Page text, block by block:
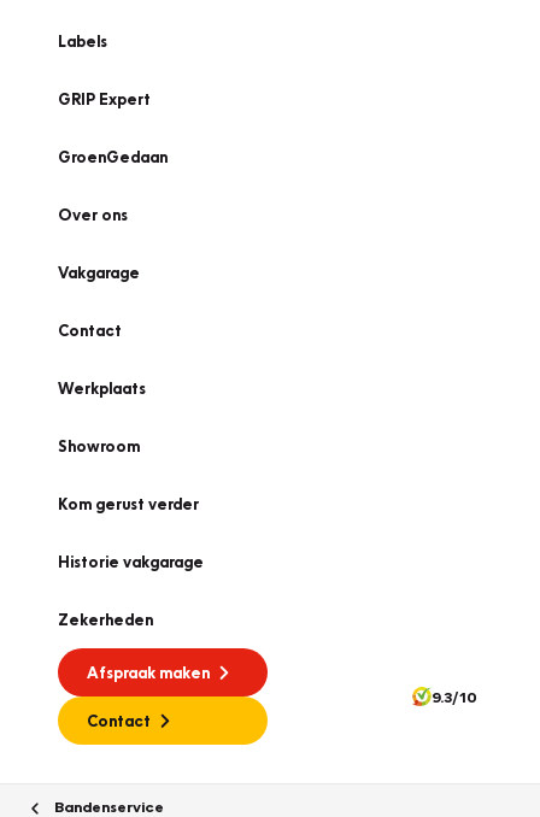
Labels
GRIP Expert
GroenGedaan
Over ons
Vakgarage
Contact
Werkplaats
Showroom
Kom gerust verder
Historie vakgarage
Zekerheden
Afspraak maken
Contact
9.3/10
Bandenservice